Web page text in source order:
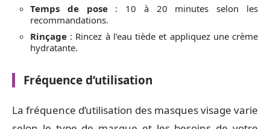
Temps de pose: 10 à 20 minutes selon les
recommandations.
Rinçage : Rincez à l’eau tiède et appliquez une crème
hydratante.
Fréquence d’utilisation
La fréquence d’utilisation des masques visage varie